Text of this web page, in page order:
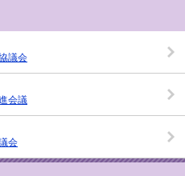
議会
会議
会